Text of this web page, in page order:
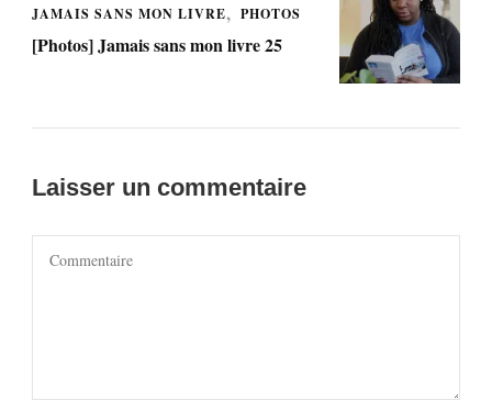
JAMAIS SANS MON LIVRE PHOTOS
[Photos] Jamais sans mon livre 25
Laisser un commentaire